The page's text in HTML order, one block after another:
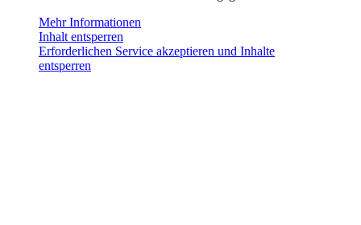
Mehr Informationen
Inhalt entsperren
Erforderlichen Service akzeptieren und Inhalte
entsperren